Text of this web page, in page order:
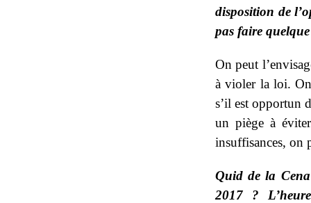
disposition de
pas faire
On peut
à violer la loi.
s’il est opportun
un piège à
insuffisances, on
Quid de la
2017 ?